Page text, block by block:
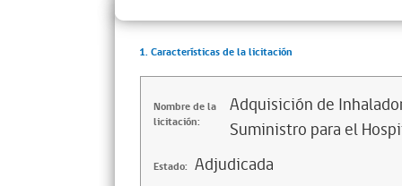
1. Características de la licitación
Nombre de la
licitación:
Adquisición de
Suministro para el
Estado: Adjudicada